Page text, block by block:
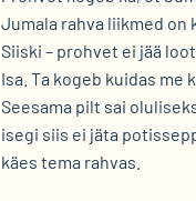
Jumala rahva liikmed on
Siiski – prohvet ei jää
Isa. Ta kogeb kuidas me
Seesama pilt sai
isegi siis ei jäta
käes tema rahvas.